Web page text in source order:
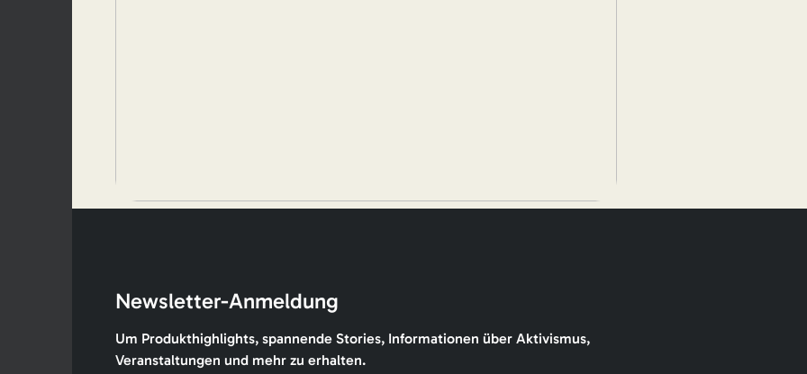
Newsletter-Anmeldung
Um Produkthighlights, spannende Stories, Informationen über Aktivismus,
Veranstaltungen und mehr zu erhalten.